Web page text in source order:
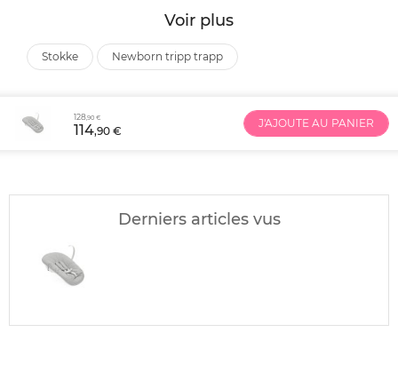
Voir plus
stokke newborn tripp trapp
128,90 €
114,90 €
J'AJOUTE AU PANIER
Derniers articles vus